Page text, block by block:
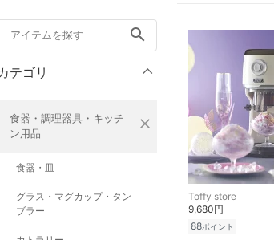
search
テゴリ
食器・調理器具・キッチ
ン用品
close
食器・皿
グラス・マグカップ・タン
ブラー
Toffy store
9,680円
88ポイント